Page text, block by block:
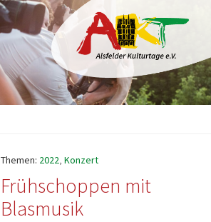
Themen: 2022,Konzert
Frühschoppen mit
Blasmusik